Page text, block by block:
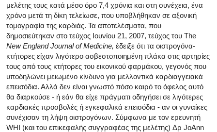
μελέτης τους κατά μέσο όρο 7,4 χρόνια και στη συνέχεια, ένα
χρόνο μετά τη δίκη τελείωσε, που υποβλήθηκαν σε αξονική
τομογραφία της καρδιάς. Τα αποτελέσματα, που
δημοσιεύτηκαν στο τεύχος Ιουνίου 21, 2007, τεύχος του The
New England Journal of Medicine, έδειξε ότι τα οιστρογόνα-
κτήτορες είχαν λιγότερο ασβεστοποιημένη πλάκα στις αρτηρίες
τους από τους κτήτορες του εικονικού φαρμάκου, γεγονός που
υποδηλώνει μειωμένο κίνδυνο για μελλοντικά καρδιαγγειακά
επεισόδια. Αλλά δεν είναι γνωστό πόσο καιρό το όφελος αυτό
θα διαρκούσε - ή εάν θα είχε πράγματι οδηγήσει σε λιγότερες
καρδιακές προσβολές ή εγκεφαλικά επεισόδια - αν οι γυναίκες
συνέχισαν τη λήψη οιστρογόνων. Σύμφωνα με τον ερευνητή
WHI (και του επικεφαλής συγγραφέας της μελέτης) Δρ JoAnn